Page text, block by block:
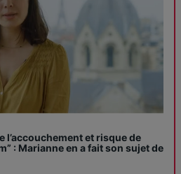
l’accouchement et risque de
: Marianne en a fait son sujet de